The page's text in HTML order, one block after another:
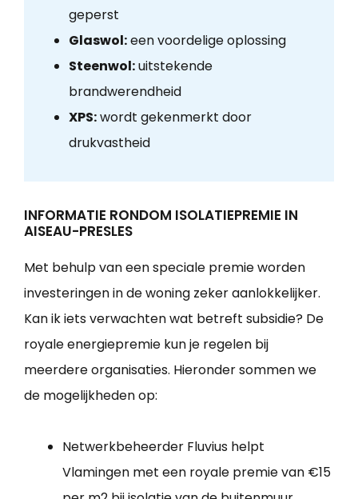
geperst
Glaswol:een voordelige oplossing
Steenwol:uitstekende
brandwerendheid
XPS:wordt gekenmerkt door
drukvastheid
INFORMATIE RONDOM ISOLATIEPREMIE IN
AISEAU-PRESLES
Met behulp van een speciale premie worden
investeringen in de woning zeker aanlokkelijker.
Kan ik iets verwachten wat betreft subsidie? De
royale energiepremie kun je regelen bij
meerdere organisaties. Hieronder sommen we
de mogelijkheden op:
Netwerkbeheerder Fluvius helpt
Vlamingen met een royale premie van €15